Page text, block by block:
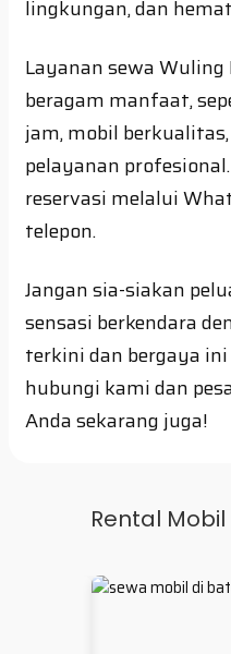
lingkungan, dan
Layanan sewa
beragam manfaat,
jam, mobil
pelayanan
reservasi melalui
telepon.
Jangan sia-siakan
sensasi berkendara
terkini dan bergaya
hubungi kami dan
Anda sekarang juga!
Rental